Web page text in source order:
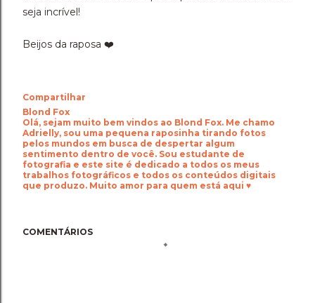
seja incrível!
Beijos da raposa ❤️
Compartilhar
Blond Fox
Olá, sejam muito bem vindos ao Blond Fox. Me chamo
Adrielly, sou uma pequena raposinha tirando fotos
pelos mundos em busca de despertar algum
sentimento dentro de você. Sou estudante de
fotografia e este site é dedicado a todos os meus
trabalhos fotográficos e todos os conteúdos digitais
que produzo. Muito amor para quem está aqui ♥
COMENTÁRIOS